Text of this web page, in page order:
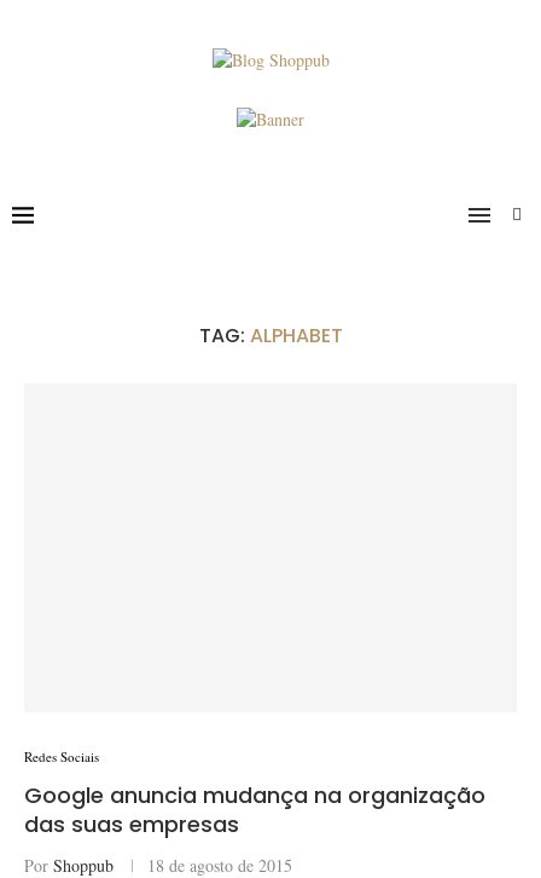
TAG: ALPHABET
Redes Sociais
Google anuncia mudança na organização
das suas empresas
Por Shoppub 18 de agosto de 2015